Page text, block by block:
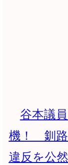
谷本議
機！ 釧路
違反を公